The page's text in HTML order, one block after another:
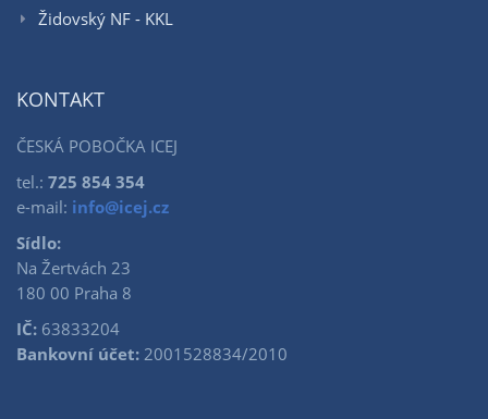
Židovský NF - KKL
KONTAKT
ČESKÁ POBOČKA ICEJ
tel.: 725 854 354
e-mail: info@icej.cz
Sídlo:
Na Žertvách 23
180 00 Praha 8
IČ: 63833204
Bankovní účet: 2001528834/2010